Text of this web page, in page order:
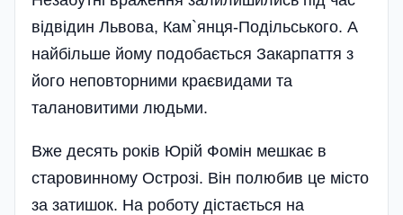
відвідин Львова, Кам`янця-Поді­льського. А
найбільше йому подобається Закарпаття з
його неповторними краєвидами та
талановитими людьми.
Вже десять років Юрій Фомін мешкає в
старовинному Острозі. Він полюбив це місто
за затишок. На роботу дістається на